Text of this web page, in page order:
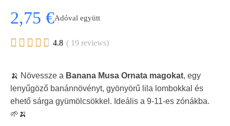
2,75 €Adóval együtt
     4.8 ( 19 reviews)
🍌 Növessze a Banana Musa Ornata magokat, egy
lenyűgöző banánnövényt, gyönyörű lila lombokkal és
ehető sárga gyümölcsökkel. Ideális a 9-11-es zónákba.
🌱🍌